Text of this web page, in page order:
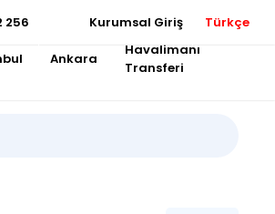
256 Kurumsal Giriş Türkçe
Ankara
Havalimanı
Transferi